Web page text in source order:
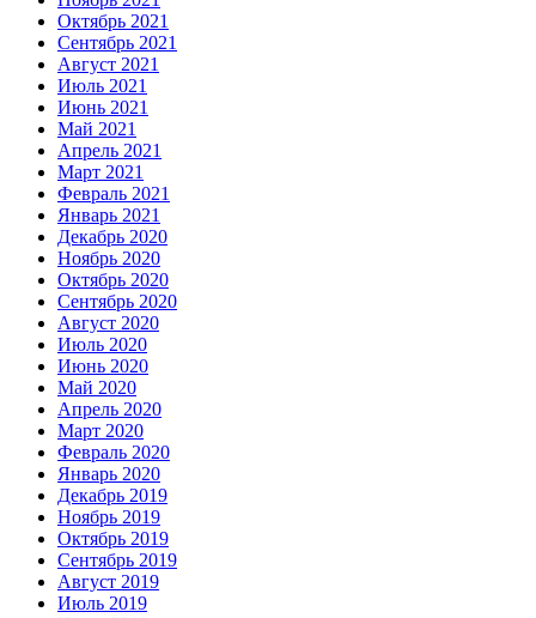
Октябрь 2021
Сентябрь 2021
Август 2021
Июль 2021
Июнь 2021
Май 2021
Апрель 2021
Март 2021
Февраль 2021
Январь 2021
Декабрь 2020
Ноябрь 2020
Октябрь 2020
Сентябрь 2020
Август 2020
Июль 2020
Июнь 2020
Май 2020
Апрель 2020
Март 2020
Февраль 2020
Январь 2020
Декабрь 2019
Ноябрь 2019
Октябрь 2019
Сентябрь 2019
Август 2019
Июль 2019